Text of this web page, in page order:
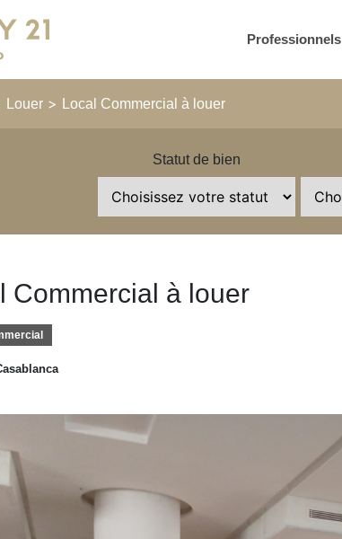
Professionnels
Louer > Local Commercial à louer
Statut de bien
Commercial à louer